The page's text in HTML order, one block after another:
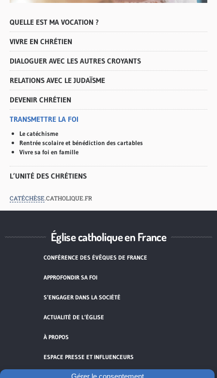
Gérer le consentement
QUELLE EST MA VOCATION ?
VIVRE EN CHRÉTIEN
DIALOGUER AVEC LES AUTRES CROYANTS
RELATIONS AVEC LE JUDAÏSME
DEVENIR CHRÉTIEN
TRANSMETTRE LA FOI
Le catéchisme
Rentrée scolaire et bénédiction des cartables
Vivre sa foi en famille
L’UNITÉ DES CHRÉTIENS
CATÉCHÈSE.CATHOLIQUE.FR
Église catholique en France
CONFÉRENCE DES ÉVÊQUES DE FRANCE
APPROFONDIR SA FOI
S’ENGAGER DANS LA SOCIÉTÉ
ACTUALITÉ DE L’ÉGLISE
À PROPOS
ESPACE PRESSE ET INFLUENCEURS